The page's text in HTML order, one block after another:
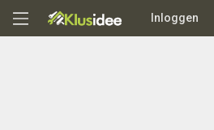
Inloggen